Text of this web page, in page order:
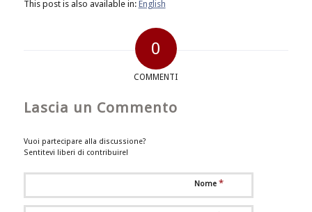
This post is also available in: English
0
COMMENTI
Lascia un Commento
Vuoi partecipare alla discussione?
Sentitevi liberi di contribuire!
Nome *